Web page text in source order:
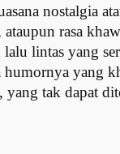
nostalgia
rasa
lintas yang
yang
tak dapat